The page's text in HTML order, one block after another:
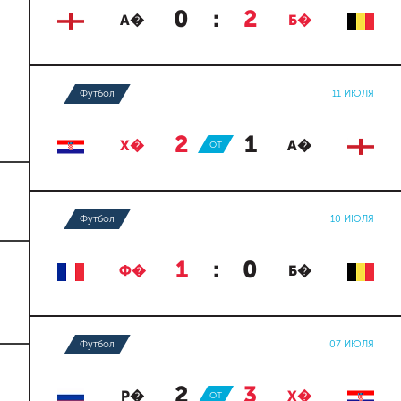
А� 0 : 2 Б�
Футбол 11 ИЮЛЯ
Х� 2 : 1 А�
ОТ
Футбол 10 ИЮЛЯ
Ф� 1 : 0 Б�
Футбол 07 ИЮЛЯ
Р� 2 : 3 Х�
ОТ